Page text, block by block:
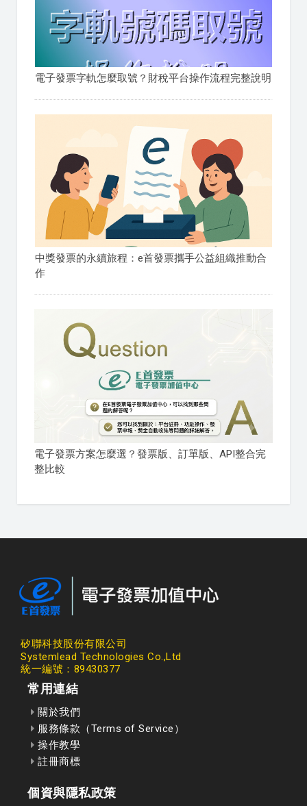
電子發票字軌怎麼取號？財稅平台操作流程完整說明
中獎發票的永續旅程：e首發票攜手公益組織推動合
作
電子發票方案怎麼選？發票版、訂單版、API整合完
整比較
矽聯科技股份有限公司
Systemlead Technologies Co.,Ltd
統一編號：89430377
常用連結
關於我們
服務條款（Terms of Service）
操作教學
註冊商標
個資與隱私政策